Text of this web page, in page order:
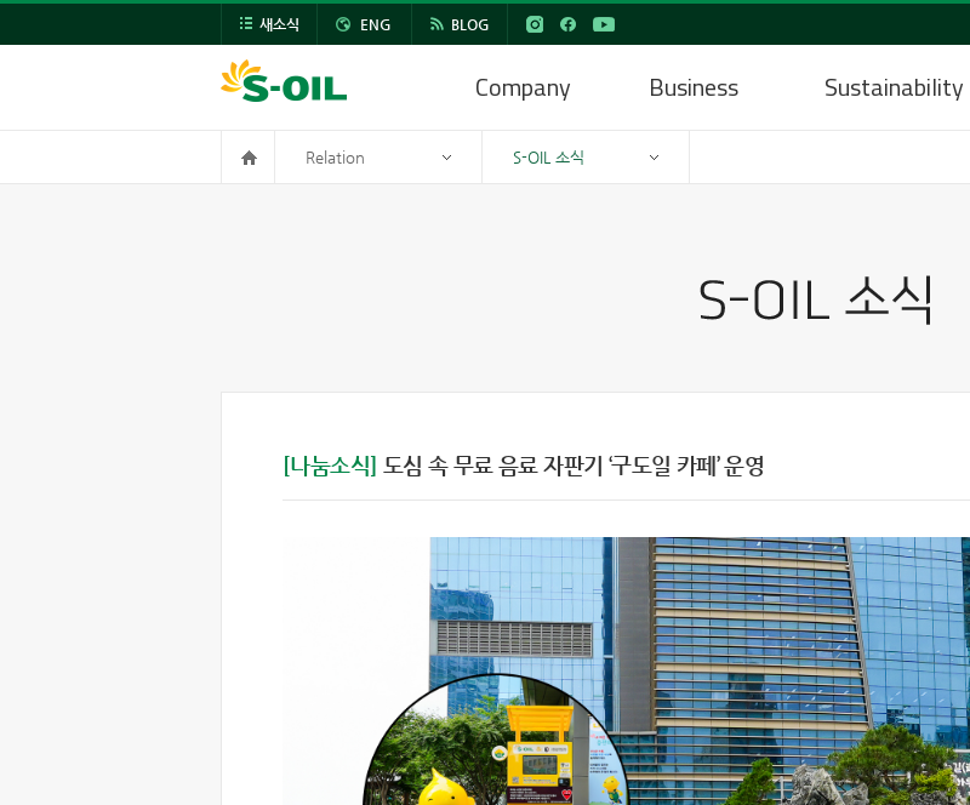
새소식 ENG BLOG
Company Business Sustainability
Relation S-OIL 소식
[나눔소식] 도심 속 무료 음료 자판기 ‘구도일 카페’ 운영